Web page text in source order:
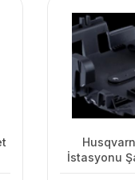
İstasyonu